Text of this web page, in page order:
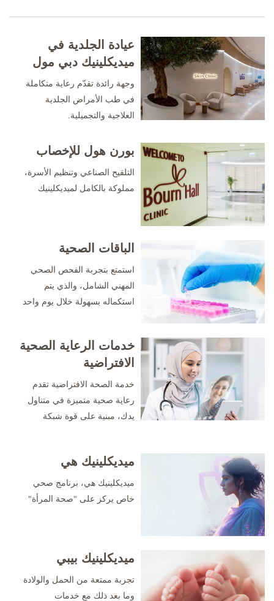
عيادة الجلدية في
ميديكلينيك دبي مول
وجهة رائدة تقدّم رعاية متكاملة
في طب الأمراض الجلدية
العلاجية والتجميلية.
بورن هول للإخصاب
التلقيح الصناعي وتنظيم الأسرة،
مملوكة بالكامل لميديكلينيك
الباقات الصحية
استمتع بتجربة الفحص الصحي
المهني الشامل، والذي يتم
استكماله بسهولة خلال يوم واحد
خدمات الرعاية الصحية
الافتراضية
خدمة الصحة الافتراضية تقدم
رعاية صحية متميزة في متناول
يدك، مبنية على قوة شبكة
رعاية شخصي.
ميديكلينيك هي
ميديكلينيك هي، برنامج صحي
خاص يركز على "صحة المرأة"
ميديكلينيك بيبي
تجربة ممتعة من الحمل والولادة
وما بعد ذلك مع خدمات